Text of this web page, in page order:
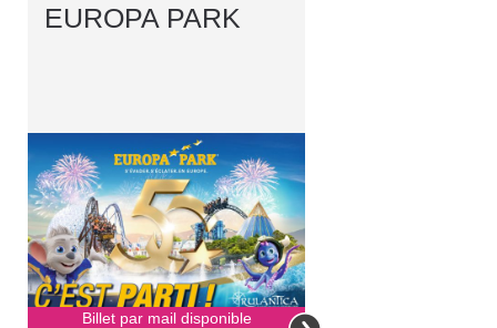
Billet par mail disponible
EUROPA PARK